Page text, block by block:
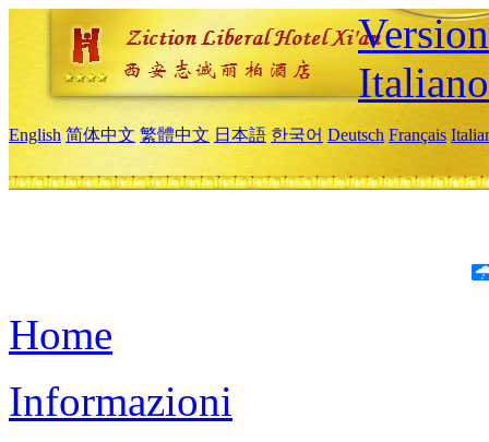
Italiano
English 简体中文 繁體中文 日本語 한국어 Deutsch Français
Home
Informazioni